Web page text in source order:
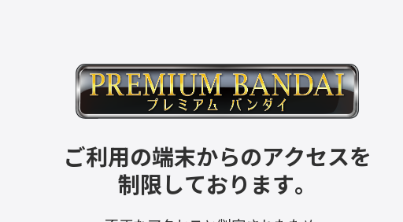
ご利用の端末からのアクセスを
制限しております。